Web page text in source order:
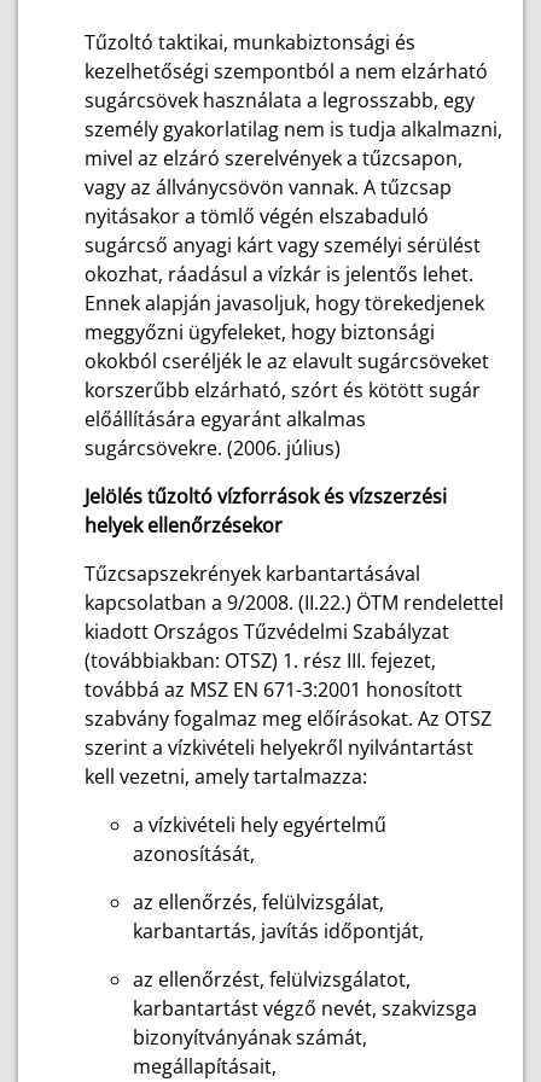
Tűzoltó taktikai, munkabiztonsági és
kezelhetőségi szempontból a nem elzárható
sugárcsövek használata a legrosszabb, egy
személy gyakorlatilag nem is tudja alkalmazni,
mivel az elzáró szerelvények a tűzcsapon,
vagy az állványcsövön vannak. A tűzcsap
nyitásakor a tömlő végén elszabaduló
sugárcső anyagi kárt vagy személyi sérülést
okozhat, ráadásul a vízkár is jelentős lehet.
Ennek alapján javasoljuk, hogy törekedjenek
meggyőzni ügyfeleket, hogy biztonsági
okokból cseréljék le az elavult sugárcsöveket
korszerűbb elzárható, szórt és kötött sugár
előállítására egyaránt alkalmas
sugárcsövekre. (2006. július)
Jelölés tűzoltó vízforrások és vízszerzési
helyek ellenőrzésekor
Tűzcsapszekrények karbantartásával
kapcsolatban a 9/2008. (II.22.) ÖTM rendelettel
kiadott Országos Tűzvédelmi Szabályzat
(továbbiakban: OTSZ) 1. rész III. fejezet,
továbbá az MSZ EN 671-3:2001 honosított
szabvány fogalmaz meg előírásokat. Az OTSZ
szerint a vízkivételi helyekről nyilvántartást
kell vezetni, amely tartalmazza:
a vízkivételi hely egyértelmű
azonosítását,
az ellenőrzés, felülvizsgálat,
karbantartás, javítás időpontját,
az ellenőrzést, felülvizsgálatot,
karbantartást végző nevét, szakvizsga
bizonyítványának számát,
megállapításait,